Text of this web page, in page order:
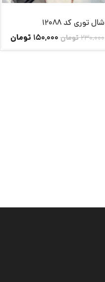
شال توری کد 12088
230,000تومان150,000 تومان